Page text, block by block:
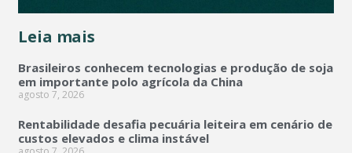
Leia mais
Brasileiros conhecem tecnologias e produção de soja
em importante polo agrícola da China
agosto 7, 2026
Rentabilidade desafia pecuária leiteira em cenário de
custos elevados e clima instável